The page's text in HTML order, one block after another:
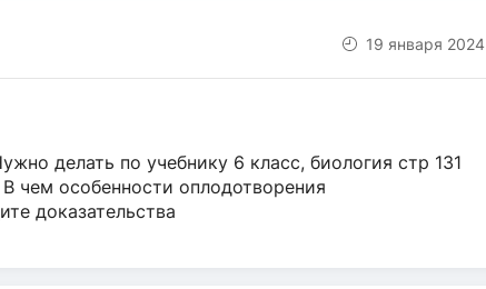
19 января 2024
делать по учебнику 6 класс, биология стр 131
чем особенности оплодотворения
доказательства